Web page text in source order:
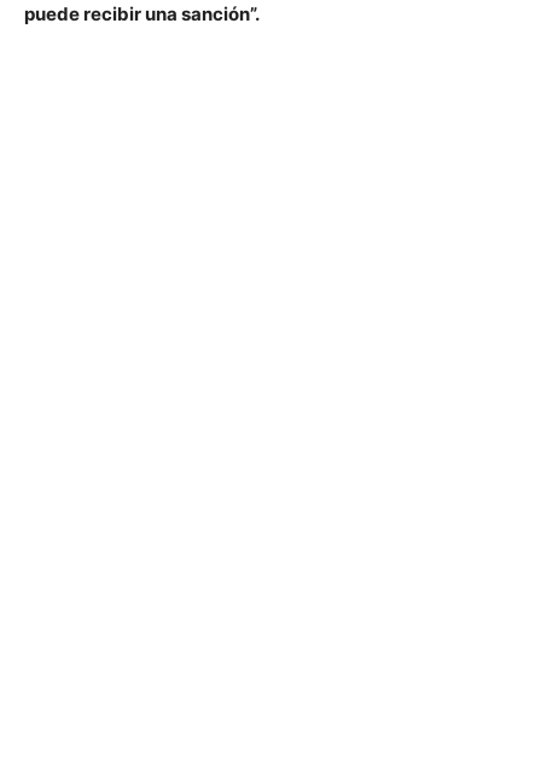
puede recibir una sanción”.